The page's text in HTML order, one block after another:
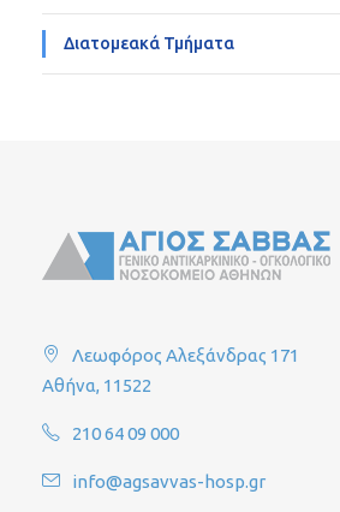
Διατομεακά Τμήματα
Λεωφόρος Αλεξάνδρας 171
Αθήνα, 11522
210 64 09 000
info@agsavvas-hosp.gr